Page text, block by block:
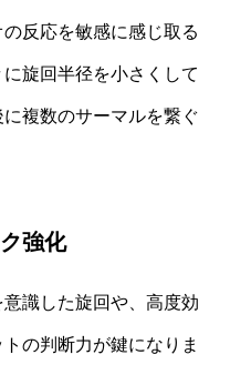
反応を敏感に感じ取る
旋回半径を小さくして
複数のサーマルを繋ぐ
強化
識した旋回や、高度効
の判断力が鍵になりま